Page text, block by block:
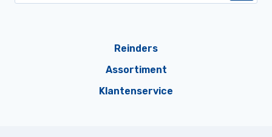
Reinders
Assortiment
Klantenservice